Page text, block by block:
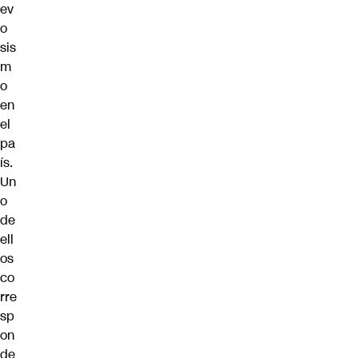
ev
o
sis
m
o
en
el
pa
ís.
Un
o
de
ell
os
co
rre
sp
on
de